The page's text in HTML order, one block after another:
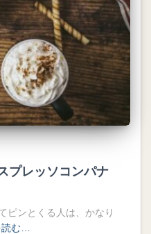
プレッソコンパナ
ピンとくる人は、かなり
む…